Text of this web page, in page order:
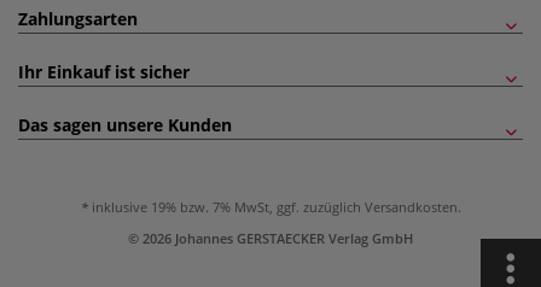
Zahlungsarten
Ihr Einkauf ist sicher
Das sagen unsere Kunden
inklusive 19% bzw. 7% MwSt, ggf. zuzüglich Versandkosten.
© 2026 Johannes GERSTAECKER Verlag GmbH